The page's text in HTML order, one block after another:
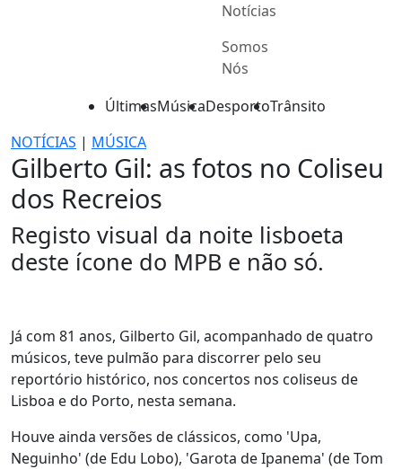
Notícias
Somos
Nós
ÚltimasMúsicaDesportoTrânsito
NOTÍCIAS | MÚSICA
Gilberto Gil: as fotos no Coliseu
dos Recreios
Registo visual da noite lisboeta
deste ícone do MPB e não só.
Já com 81 anos, Gilberto Gil, acompanhado de quatro
músicos, teve pulmão para discorrer pelo seu
reportório histórico, nos concertos nos coliseus de
Lisboa e do Porto, nesta semana.
Houve ainda versões de clássicos, como 'Upa,
Neguinho' (de Edu Lobo), 'Garota de Ipanema' (de Tom